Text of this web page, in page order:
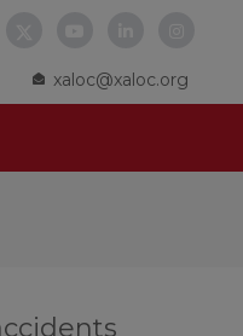
xaloc@xaloc.org